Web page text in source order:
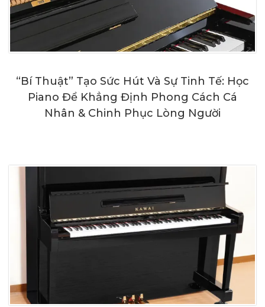
“Bí Thuật” Tạo Sức Hút Và Sự Tinh Tế: Học
Piano Để Khẳng Định Phong Cách Cá
Nhân & Chinh Phục Lòng Người